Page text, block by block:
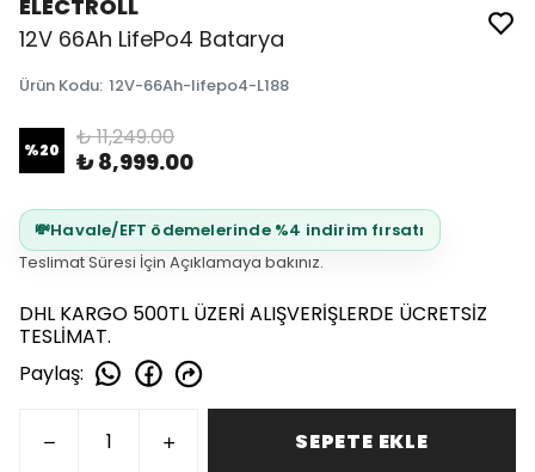
ELECTROLL
12V 66Ah LifePo4 Batarya
Ürün Kodu: 12V-66Ah-lifepo4-L188
%20 ₺ 11,249.00
₺ 8,999.00
💸Havale/EFT ödemelerinde %4 indirim fırsatı
Teslimat Süresi İçin Açıklamaya bakınız.
DHL KARGO 500TL ÜZERİ ALIŞVERİŞLERDE ÜCRETSİZ
TESLİMAT.
Paylaş:
SEPETE EKLE